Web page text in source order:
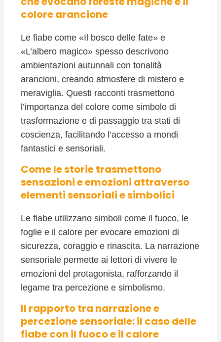
colore arancione
Le fiabe come «Il bosco delle fate» e
«L’albero magico» spesso descrivono
ambientazioni autunnali con tonalità
arancioni, creando atmosfere di mistero e
meraviglia. Questi racconti trasmettono
l’importanza del colore come simbolo di
trasformazione e di passaggio tra stati di
coscienza, facilitando l’accesso a mondi
fantastici e sensoriali.
Come le storie trasmettono
sensazioni e emozioni attraverso
elementi sensoriali e simbolici
Le fiabe utilizzano simboli come il fuoco, le
foglie e il calore per evocare emozioni di
sicurezza, coraggio e rinascita. La narrazione
sensoriale permette ai lettori di vivere le
emozioni del protagonista, rafforzando il
legame tra percezione e simbolismo.
Il rapporto tra narrazione e
percezione sensoriale: il caso delle
fiabe con il fuoco e il calore